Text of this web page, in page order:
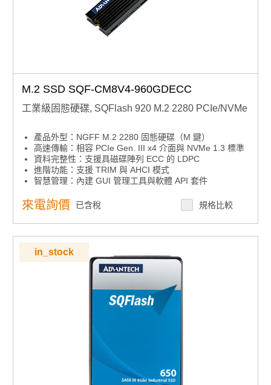
M.2 SSD SQF-CM8V4-960GDECC
工業級固態硬碟, SQFlash 920 M.2 2280 PCIe/NVMe
產品外型：NGFF M.2 2280 固態硬碟（M 鍵）
高速傳輸：相容 PCIe Gen. III x4 介面與 NVMe 1.3 標準
資料完整性：支援具磁碟陣列 ECC 的 LDPC
進階功能：支援 TRIM 與 AHCI 模式
智慧管理：內建 GUI 管理工具與軟體 API 套件
來電詢價 已含稅 規格比較
in_stock